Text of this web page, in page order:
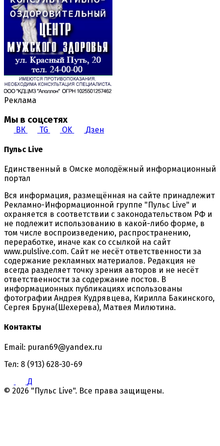
Реклама
Мы в соцсетях
ВК TG OK Дзен
Пульс Live
Единственный в Омске молодёжный информационный
портал
Вся информация, размещённая на сайте принадлежит
Рекламно-Информационной группе "Пульс Live" и
охраняется в соответствии с законодательством РФ и
не подлежит использованию в какой-либо форме, в
том числе воспроизведению, распространению,
переработке, иначе как со ссылкой на сайт
www.pulslive.com. Сайт не несёт ответственности за
содержание рекламных материалов. Редакция не
всегда разделяет точку зрения авторов и не несёт
ответственности за содержание постов. В
информационных публикациях использованы
фотографии Андрея Кудрявцева, Кирилла Бакинского,
Сергея Бруна(Шехерева), Матвея Милютина.
Контакты
Email: puran69@yandex.ru
Тел: 8 (913) 628-30-69
Д
© 2026 "Пульс Live". Все права защищены.